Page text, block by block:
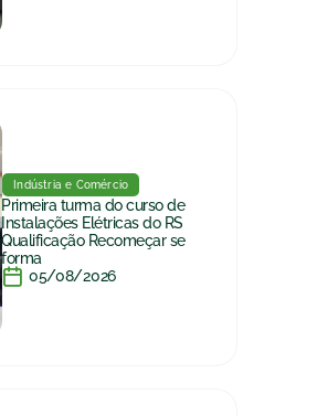
Indústria e Comércio
Primeira turma do curso de
Instalações Elétricas do RS
Qualificação Recomeçar se
forma
05/08/2026